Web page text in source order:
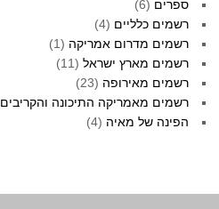
ספרים (6)
רשמים כלליים (4)
רשמים מדרום אמריקה (1)
רשמים מארץ ישראל (11)
רשמים מאירופה (23)
רשמים מאמריקה התיכונה והקריבים
הפינה של מאיה (4)